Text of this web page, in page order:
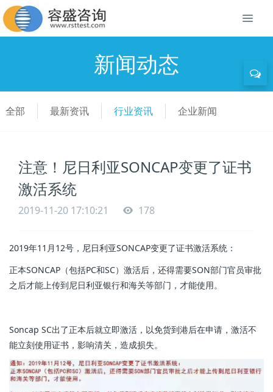
新闻动态
全部 最新资讯 行业资讯 企业新闻
注意！尼日利亚SONCAP变更了证书
激活系统
2019-11-20 17:10:21 178
2019年11月12号，尼日利亚SONCAP变更了证书激活系统：
正本SONCAP（包括PC和SC）激活后，还得需要SON部门官员审批
之后才能上传到尼日利亚银行和海关等部门，才能使用。
Soncap SC出了正本后就立即激活，以免货到港后在申请，激活不
能立刻使用证书，影响清关，造成损失。